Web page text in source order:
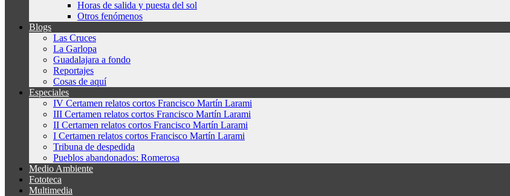
Horas de salida y puesta del sol
Otros fenómenos
Blogs
Las Cruces
La Garlopa
Guadalajara a fondo
Reportajes
Cosas de aquí
Especiales
IV Certamen relatos cortos Francisco Martín Larami
III Certamen relatos cortos Francisco Martín Larami
II Certamen relatos cortos Francisco Martín Larami
I Certamen relatos cortos Francisco Martín Larami
Tribuna de despedida
Pueblos abandonados: Romerosa
Medio Ambiente
Fototeca
Multimedia